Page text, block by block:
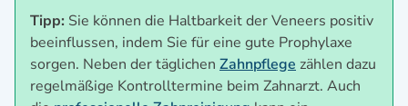
Tipp: Sie können die Haltbarkeit der Veneers positiv
beeinflussen, indem Sie für eine gute Prophylaxe
sorgen. Neben der täglichen Zahnpflege zählen dazu
regelmäßige Kontrolltermine beim Zahnarzt. Auch